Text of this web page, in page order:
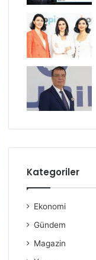
Kategoriler
Ekonomi
Gündem
Magazin